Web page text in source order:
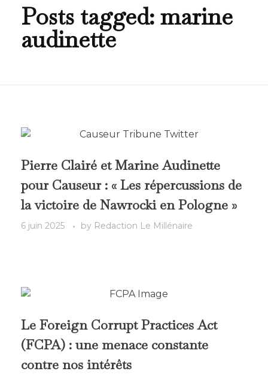
Posts tagged: marine
audinette
Pierre Clairé et Marine Audinette
pour Causeur : « Les répercussions de
la victoire de Nawrocki en Pologne »
6 juin 2025 by Redaction Le Millénaire
Le Foreign Corrupt Practices Act
(FCPA) : une menace constante
contre nos intérêts